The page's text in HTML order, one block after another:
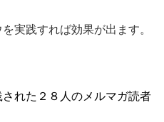
実践すれば効果が出ます。
れた２８人のメルマガ読者